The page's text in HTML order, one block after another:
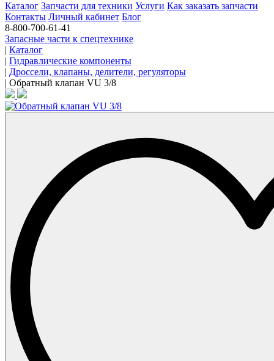
Каталог Запчасти для техники Услуги Как заказать запчасти
Контакты Личный кабинет Блог
8-800-700-61-41
Запасные части к спецтехнике
| Каталог
| Гидравлические компоненты
| Дроссели, клапаны, делители, регуляторы
| Обратный клапан VU 3/8